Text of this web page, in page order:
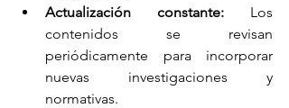
Actualización constante: Los
contenidos se revisan
periódicamente para incorporar
nuevas investigaciones y
normativas.